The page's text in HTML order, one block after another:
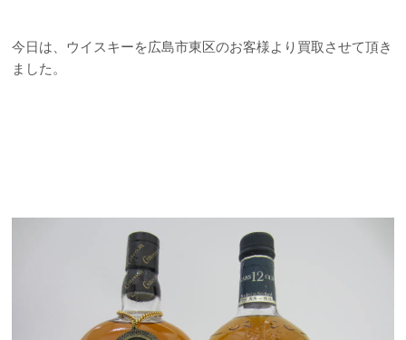
今日は、ウイスキーを広島市東区のお客様より買取させて頂き
ました。